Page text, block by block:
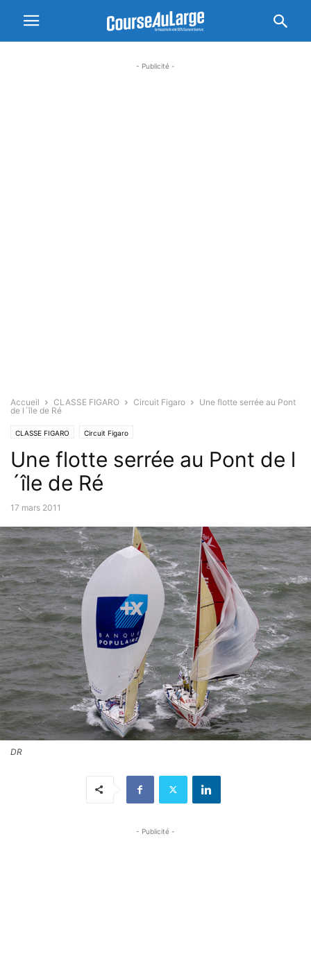
- Publicité -
Accueil CLASSE FIGARO Circuit Figaro
Une flotte serrée au Pont
de l´île de Ré
CLASSE FIGARO Circuit Figaro
Une flotte serrée au Pont de l
´île de Ré
17 mars 2011
DR
- Publicité -